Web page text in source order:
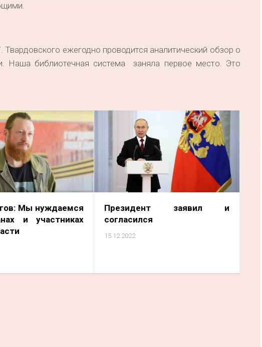
ежегодно проводится аналитический обзор о
Наша библиотечная система заняла первое место. Это
Мы нуждаемся
и участниках
Президент заявил и
согласился
15.12.2022